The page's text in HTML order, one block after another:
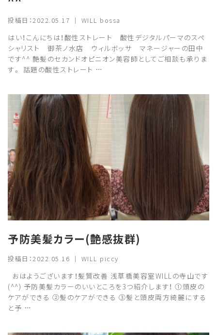
投稿日：2022.05.17 ｜ WILL bossa
はい！こんにちは！酸性ストレート 酸性デジタルパーマのスペ
シャリスト 御茶ノ水店 ウィルボッサ マネージャーの田中
です^^ 艶髪のセカンドオピニオン美容師としてご相談も承りま
す。 話題の酸性ストレート …
予防美髪カラー(艶感抜群)
投稿日：2022.05.16 ｜ WILL piccy
おはようございます！髪質改善 浅草橋美容室WILLの寺山です
(^^) 予防美髪カラーのいいところを3つ紹介します！ ①頭皮の
ケアができる ②髪のケアができる ③髪と頭皮両方綺麗にする
と予 …